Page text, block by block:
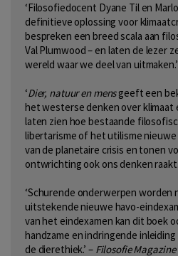
‘Filosofiedocent Dyane Til en
definitieve oplossing voor
bespreken een breed scala aan
Val Plumwood – en laten de lezer
wereld waar we deel van
‘Dier, natuur en mensgeeft een
het westerse denken over klimaat
laten zien hoe bestaande
libertarisme of het utilisme
van de planetaire crisis en tonen
ontwrichting ook ons denken
‘Schurende onderwerpen worden
uitstekende nieuwe havo-
van het eindexamen kan dit boek
handzame en indringende
de dierethiek.’ –Filosofie Magazine